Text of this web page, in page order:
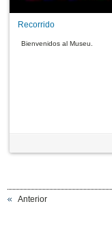
Recorrido
Bienvenidos al Museu.
Anterior